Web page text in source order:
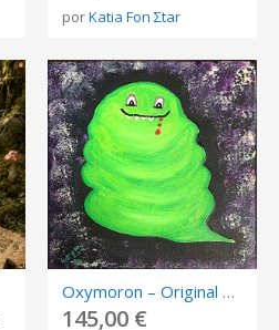
porKatia Fon Σtar
Oxymoron – Original Acrylic Painting on Stretched Canvas | 18 × 18 cm | OOAK
145,00 €